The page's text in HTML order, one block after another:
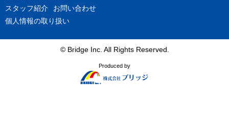
スタッフ紹介
お問い合わせ
個人情報の取り扱い
© Bridge Inc. All Rights Reserved.
Produced by